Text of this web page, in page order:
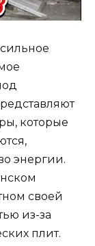
которые
энергии.
своей
из-за
плит.